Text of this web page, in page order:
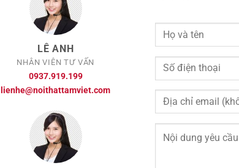
LÊ ANH
NHÂN VIÊN TƯ VẤN
0937.919.199
lienhe@noithattamviet.com